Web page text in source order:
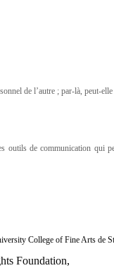
de l’autre ; par-là, peut-
outils de communication qui
College of Fine Arts de
Foundation,